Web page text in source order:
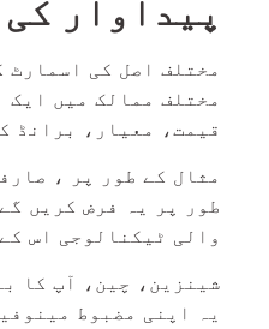
پیداوار
مختلف اصل کی اسمارٹ
مختلف ممالک میں
قیمت، معیار، برانڈ
مثال کے طور پر ،
طور پر یہ فرض کریں
والی ٹیکنالوجی اس
شینزین، چین، آپ کا
یہ اپنی مضبوط